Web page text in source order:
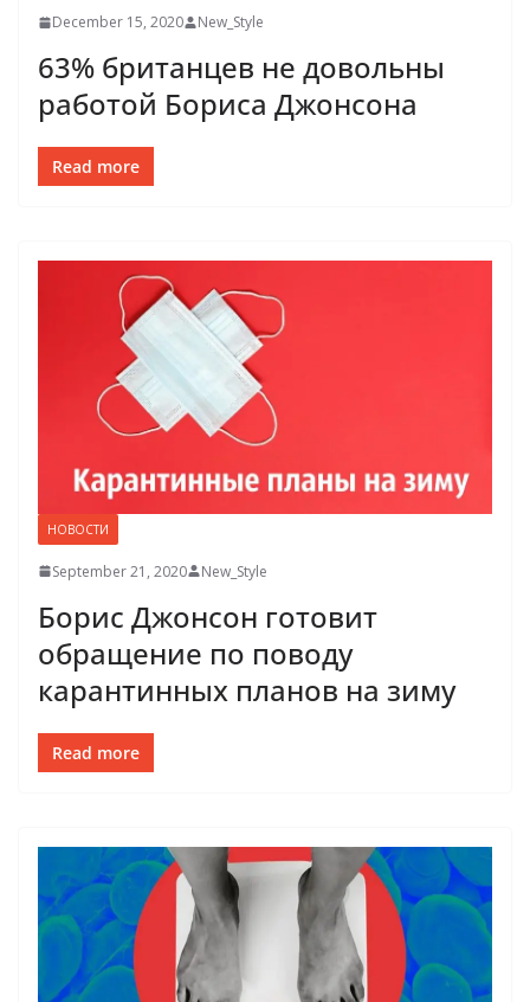
December 15, 2020 New_Style
63% британцев не довольны
работой Бориса Джонсона
Read more
НОВОСТИ
September 21, 2020 New_Style
Борис Джонсон готовит
обращение по поводу
карантинных планов на зиму
Read more